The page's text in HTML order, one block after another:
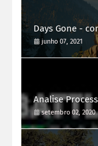
Days Gone -
junho 07, 2021
Analise
setembro 02, 2020